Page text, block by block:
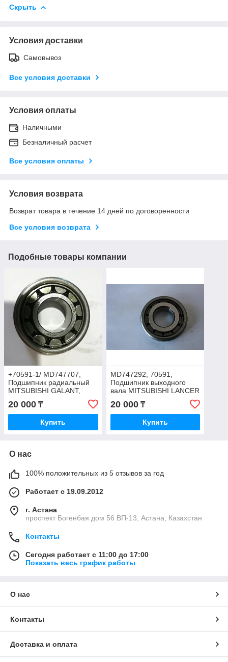
Скрыть
Условия доставки
Самовывоз
Все условия доставки
Условия оплаты
Наличными
Безналичный расчет
Все условия оплаты
Условия возврата
Возврат товара в течение 14 дней по договоренности
Все условия возврата
Подобные товары компании
+70591-1/ MD747707,
Подшипник радиальный
MITSUBISHI GALANT,
LANCER, 30*70*18*20,
KOYO JAPAN
20 000 ₸
Купить
MD747292, 70591,
Подшипник выходного
вала MITSUBISHI LANCER
CS3A, CY1A, 30*70*18\20,
KOYO JAPAN
20 000₸
Купить
О нас
100% положительных из 5 отзывов за год
Работает с 19.09.2012
г. Астана
проспект Богенбая дом 56 ВП-13, Астана, Казахстан
Контакты
Сегодня работает с 11:00 до 17:00
Показать весь график работы
О нас
Контакты
Доставка и оплата